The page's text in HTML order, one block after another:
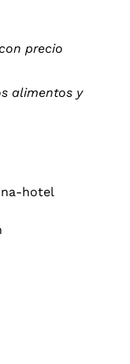
precio
alimentos y
hotel